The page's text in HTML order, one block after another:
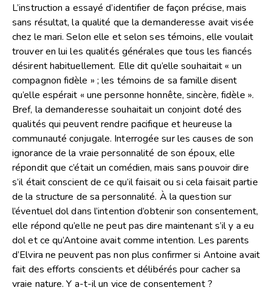
L’instruction a essayé d’identifier de façon précise, mais
sans résultat, la qualité que la demanderesse avait visée
chez le mari. Selon elle et selon ses témoins, elle voulait
trouver en lui les qualités générales que tous les fiancés
désirent habituellement. Elle dit qu’elle souhaitait « un
compagnon fidèle » ; les témoins de sa famille disent
qu’elle espérait « une personne honnête, sincère, fidèle ».
Bref, la demanderesse souhaitait un conjoint doté des
qualités qui peuvent rendre pacifique et heureuse la
communauté conjugale. Interrogée sur les causes de son
ignorance de la vraie personnalité de son époux, elle
répondit que c’était un comédien, mais sans pouvoir dire
s’il était conscient de ce qu’il faisait ou si cela faisait partie
de la structure de sa personnalité. À la question sur
l’éventuel dol dans l’intention d’obtenir son consentement,
elle répond qu’elle ne peut pas dire maintenant s’il y a eu
dol et ce qu’Antoine avait comme intention. Les parents
d’Elvira ne peuvent pas non plus confirmer si Antoine avait
fait des efforts conscients et délibérés pour cacher sa
vraie nature. Y a-t-il un vice de consentement ?